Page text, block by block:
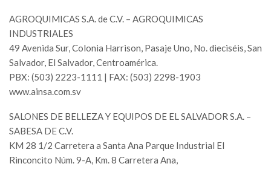
AGROQUIMICAS S.A. de C.V. – AGROQUIMICAS
INDUSTRIALES
49 Avenida Sur, Colonia Harrison, Pasaje Uno, No. dieciséis, San
Salvador, El Salvador, Centroamérica.
PBX: (503) 2223-1111 | FAX: (503) 2298-1903
www.ainsa.com.sv
SALONES DE BELLEZA Y EQUIPOS DE EL SALVADOR S.A. –
SABESA DE C.V.
KM 28 1/2 Carretera a Santa Ana Parque Industrial El
Rinconcito Núm. 9-A, Km. 8 Carretera Ana,